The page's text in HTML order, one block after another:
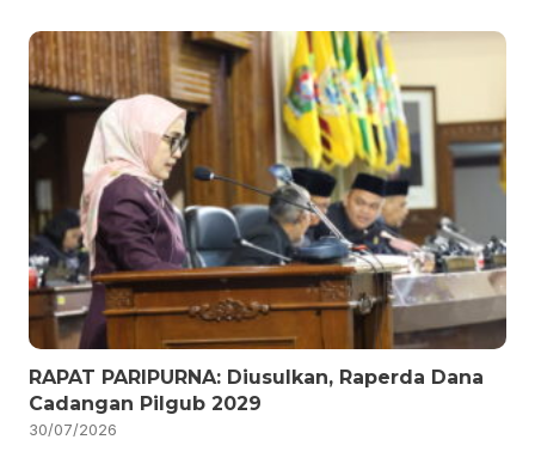
RAPAT PARIPURNA: Diusulkan, Raperda Dana
Cadangan Pilgub 2029
30/07/2026